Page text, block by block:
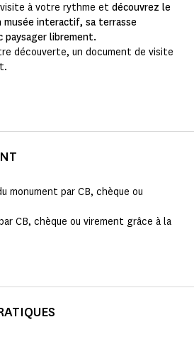
à votre rythme et découvrez le
musée interactif, sa terrasse
paysager librement.
découverte, un document de visite
monument par CB, chèque ou
CB, chèque ou virement grâce à la